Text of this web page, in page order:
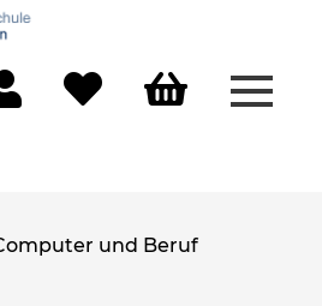
und Beruf